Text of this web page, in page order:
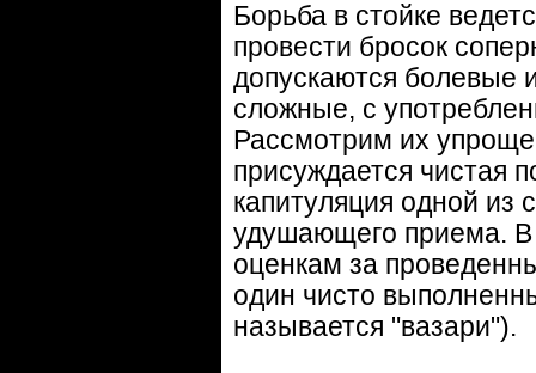
Борьба в стойке
провести бросок
допускаются
сложные, с
Рассмотрим их
присуждается чистая
капитуляция одной из
удушающего приема. В
оценкам за
один чисто
называется "вазари").